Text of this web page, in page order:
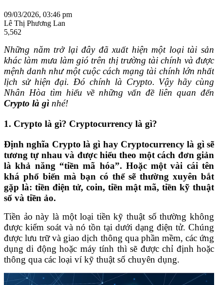
09/03/2026, 03:46 pm
Lê Thị Phương Lan
5,562
Những năm trở lại đây đã xuất hiện một loại tài sản
khác làm mưa làm gió trên thị trường tài chính và được
mệnh danh như một cuộc cách mạng tài chính lớn nhất
lịch sử hiện đại. Đó chính là Crypto. Vậy hãy cùng
Nhân Hòa tìm hiểu về những vấn đề liên quan đến
Crypto là gì nhé!
1. Crypto là gì? Cryptocurrency là gì?
Định nghĩa Crypto là gì hay Cryptocurrency là gì sẽ
tương tự nhau và được hiểu theo một cách đơn giản
là khả năng “tiền mã hóa”. Hoặc một vài cái tên
khá phổ biến mà bạn có thể sẽ thường xuyên bắt
gặp là: tiền điện tử, coin, tiền mật mã, tiền kỹ thuật
số và tiền ảo.
Tiền ảo này là một loại tiền kỹ thuật số thường không
được kiểm soát và nó tồn tại dưới dạng điện tử. Chúng
được lưu trữ và giao dịch thông qua phần mềm, các ứng
dụng di động hoặc máy tính thì sẽ được chỉ định hoặc
thông qua các loại ví kỹ thuật số chuyên dụng.